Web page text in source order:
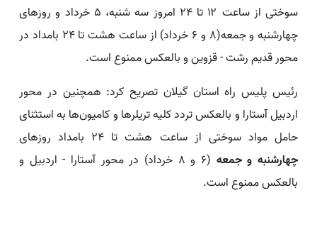
سوختی از ساعت ۱۲ تا ۲۴ امروز سه شنبه، ۵ خرداد و روزهای
چهارشنبه و جمعه(۸ و ۶ خرداد) از ساعت هشت تا ۲۴ بامداد در
محور قدیم رشت - قزوین و بالعکس ممنوع است.
رئیس پلیس راه استان گیلان تصریح کرد: همچنین در محور
اردبیل آستارا و بالعکس تردد کلیه تریلرها و کامیون‌ها به استثنای
حامل مواد سوختی از ساعت هشت تا ۲۴ بامداد روزهای
چهارشنبه و جمعه
(۶ و ۸ خرداد) در محور آستارا - اردبیل و
بالعکس ممنوع است.